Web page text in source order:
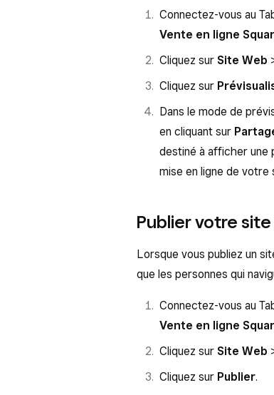
Connectez-vous au
Vente en ligne
Cliquez sur Site Web
Cliquez sur
Dans le mode de
en cliquant sur
destiné à afficher une
mise en ligne de votre
Publier votre
Lorsque vous publiez un
que les personnes qui
Connectez-vous au
Vente en ligne
Cliquez sur Site Web
Cliquez sur Publier.